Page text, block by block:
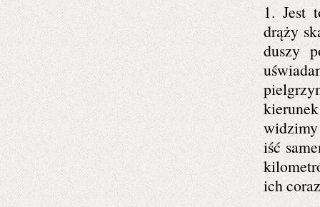
1. Jest
drąży
duszy
widzimy
iść
ich